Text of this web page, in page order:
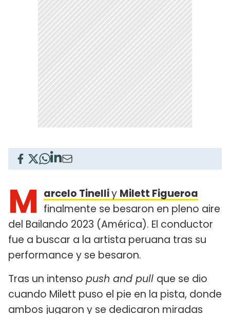
M arcelo Tinelliy Milett Figueroa
finalmente se besaron en pleno aire
del Bailando 2023 (América). El conductor
fue a buscar a la artista peruana tras su
performance y se besaron.
Tras un intenso push and pull que se dio
cuando Milett puso el pie en la pista, donde
ambos jugaron y se dedicaron miradas